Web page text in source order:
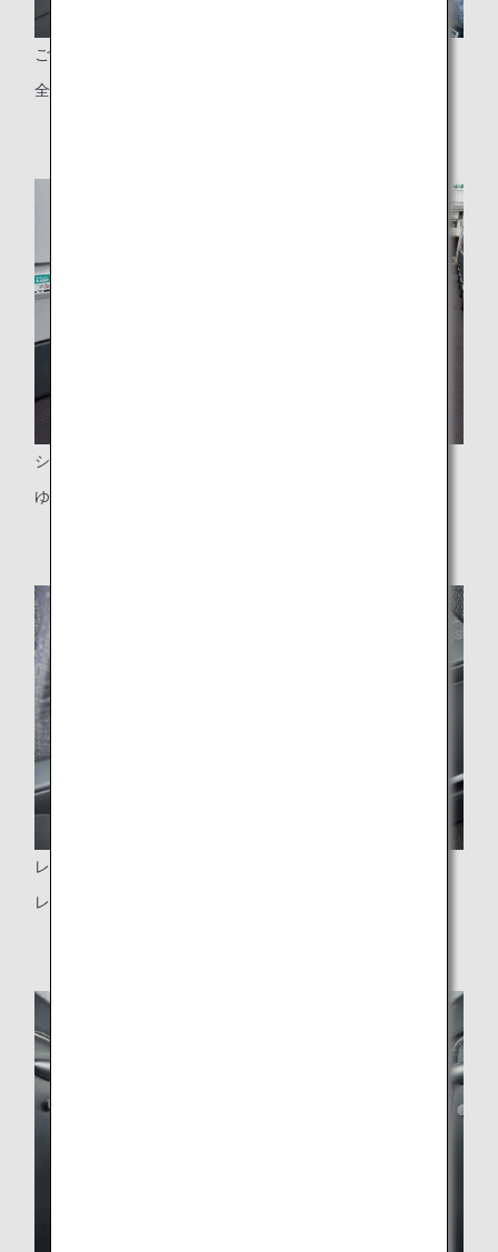
ご利用座席
全73席のプレミアムエコノミー
シートピッチ
ゆとりある38インチ（約97センチ）のシートピッチ
レッグレスト
レッグレスト付きの広々とした足下